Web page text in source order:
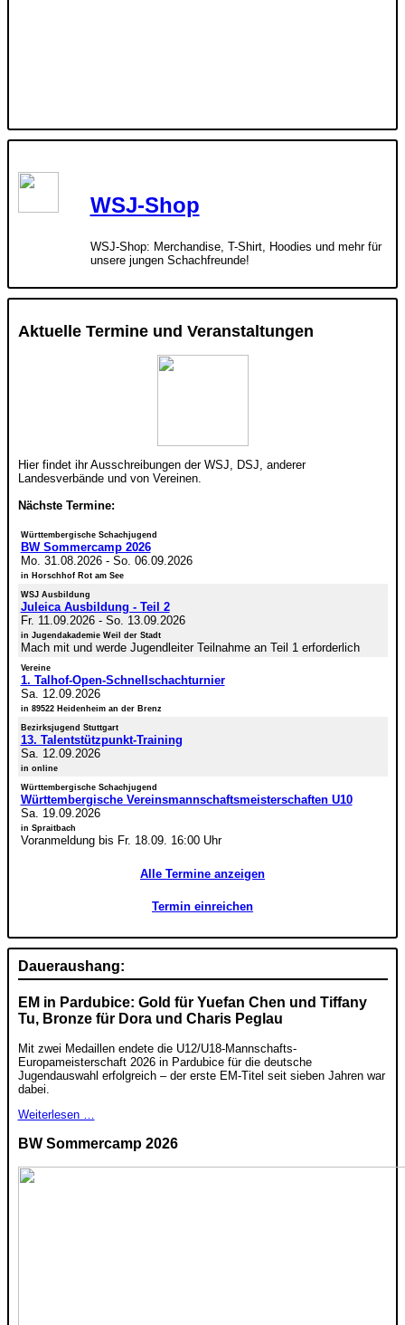
WSJ-Shop
WSJ-Shop: Merchandise, T-Shirt, Hoodies und mehr für
unsere jungen Schachfreunde!
Aktuelle Termine und Veranstaltungen
Hier findet ihr Ausschreibungen der WSJ, DSJ, anderer
Landesverbände und von Vereinen.
Nächste Termine:
Württembergische Schachjugend
BW Sommercamp 2026
Mo. 31.08.2026- So. 06.09.2026
in Horschhof Rot am See
WSJ Ausbildung
Juleica Ausbildung - Teil 2
Fr. 11.09.2026- So. 13.09.2026
in Jugendakademie Weil der Stadt
Mach mit und werde Jugendleiter Teilnahme an Teil 1 erforderlich
Vereine
1. Talhof-Open-Schnellschachturnier
Sa. 12.09.2026
in 89522 Heidenheim an der Brenz
Bezirksjugend Stuttgart
13. Talentstützpunkt-Training
Sa. 12.09.2026
in online
Württembergische Schachjugend
Württembergische Vereinsmannschaftsmeisterschaften U10
Sa. 19.09.2026
in Spraitbach
Voranmeldung bis Fr. 18.09. 16:00 Uhr
Alle Termine anzeigen
Termin einreichen
Daueraushang:
EM in Pardubice: Gold für Yuefan Chen und Tiffany
Tu, Bronze für Dora und Charis Peglau
Mit zwei Medaillen endete die U12/U18-Mannschafts-
Europameisterschaft 2026 in Pardubice für die deutsche
Jugendauswahl erfolgreich – der erste EM-Titel seit sieben Jahren war
dabei.
Weiterlesen …
BW Sommercamp 2026